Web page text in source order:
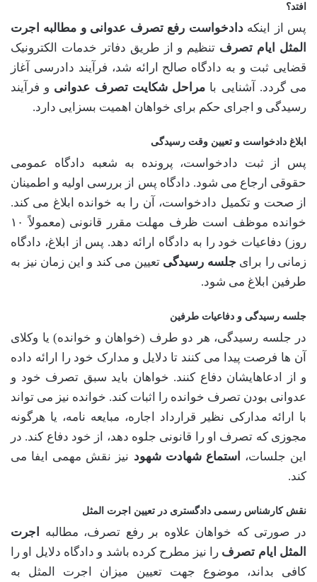
افتد؟
پس از اینکهدادخواست رفع تصرف عدوانی و مطالبه اجرت
المثل ایام تصرف تنظیم و از طریق دفاتر خدمات الکترونیک
قضایی ثبت و به دادگاه صالح ارائه شد، فرآیند دادرسی آغاز
می گردد. آشنایی با مراحل شکایت تصرف عدوانی و فرآیند
رسیدگی و اجرای حکم برای خواهان اهمیت بسزایی دارد.
ابلاغ دادخواست و تعیین وقت رسیدگی
پس از ثبت دادخواست، پرونده به شعبه دادگاه عمومی
حقوقی ارجاع می شود. دادگاه پس از بررسی اولیه و اطمینان
از صحت و تکمیل دادخواست، آن را به خوانده ابلاغ می کند.
خوانده موظف است ظرف مهلت مقرر قانونی (معمولاً ۱۰
روز) دفاعیات خود را به دادگاه ارائه دهد. پس از ابلاغ، دادگاه
زمانی را برای جلسه رسیدگی تعیین می کند و این زمان نیز به
طرفین ابلاغ می شود.
جلسه رسیدگی و دفاعیات طرفین
در جلسه رسیدگی، هر دو طرف (خواهان و خوانده) یا وکلای
آن ها فرصت پیدا می کنند تا دلایل و مدارک خود را ارائه داده
و از ادعاهایشان دفاع کنند. خواهان باید سبق تصرف خود و
عدوانی بودن تصرف خوانده را اثبات کند. خوانده نیز می تواند
با ارائه مدارکی نظیر قرارداد اجاره، مبایعه نامه، یا هرگونه
مجوزی که تصرف او را قانونی جلوه دهد، از خود دفاع کند. در
این جلسات،
استماع شهادت شهود نیز نقش مهمی ایفا می
کند.
نقش کارشناس رسمی دادگستری در تعیین اجرت المثل
در صورتی که خواهان علاوه بر رفع تصرف، مطالبه
اجرت
المثل ایام تصرف را نیز مطرح کرده باشد و دادگاه دلایل او را
کافی بداند، موضوع جهت تعیین میزان اجرت المثل به